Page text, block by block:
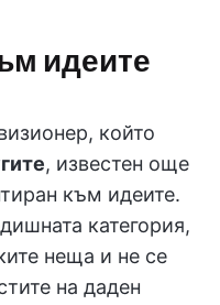
идеите
който
, известен още
към идеите.
категория,
неща и не се
на даден